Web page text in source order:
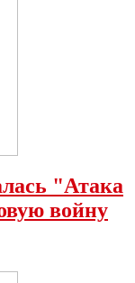
"Атака
войну